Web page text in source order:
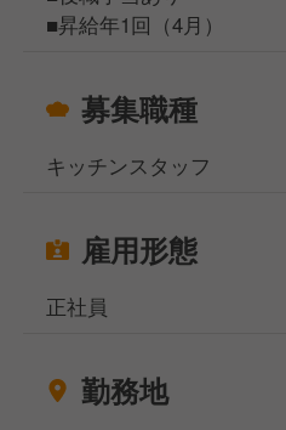
■昇給年1回（4月）
募集職種
キッチンスタッフ
雇用形態
正社員
勤務地